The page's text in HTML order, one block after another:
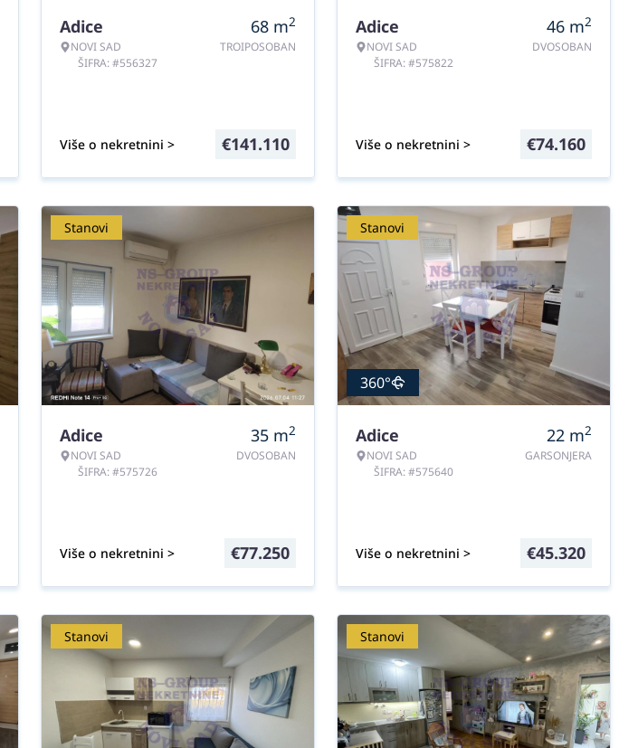
Adice
NOVI SAD
ŠIFRA: #556327
68 m2
TROIPOSOBAN
Više o nekretnini > €141.110
Adice
NOVI SAD
ŠIFRA: #575822
46 m2
DVOSOBAN
Više o nekretnini > €74.160
Stanovi
Adice
NOVI SAD
ŠIFRA: #575726
35 m2
DVOSOBAN
Više o nekretnini > €77.250
Stanovi
360°
Adice
NOVI SAD
ŠIFRA: #575640
22 m2
GARSONJERA
Više o nekretnini > €45.320
Stanovi Stanovi